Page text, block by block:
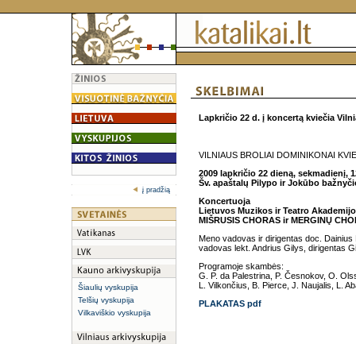
į pradžią
Šiaulių vyskupija
Telšių vyskupija
Vilkaviškio vyskupija
Lapkričio 22 d. į koncertą kviečia
VILNIAUS BROLIAI DOMINIKONAI
2009 lapkričio 22 dieną, sekmadienį,
Šv. apaštalų Pilypo ir Jokūbo
Koncertuoja
Lietuvos Muzikos ir Teatro
MIŠRUSIS CHORAS ir MERGINŲ
Meno vadovas ir dirigentas doc. Dainius
vadovas lekt. Andrius Gilys, dirigentas
Programoje skambės:
G. P. da Palestrina, P. Česnokov, O.
L. Vilkončius, B. Pierce, J. Naujalis, L.
PLAKATAS pdf